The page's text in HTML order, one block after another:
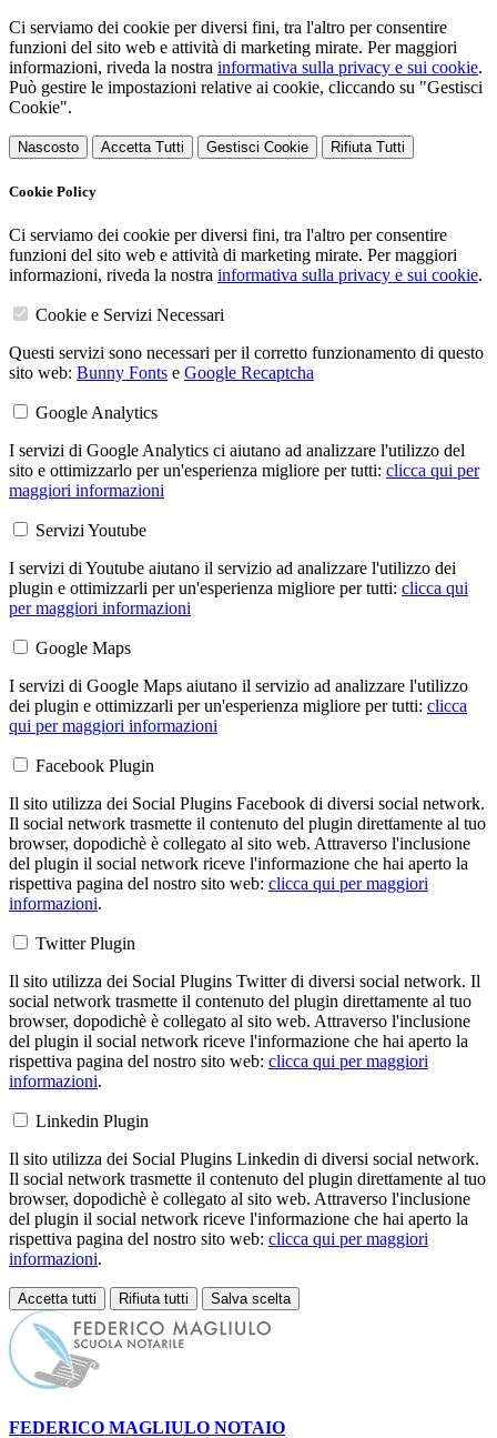
Ci serviamo dei cookie per diversi fini, tra l'altro per consentire
funzioni del sito web e attività di marketing mirate. Per maggiori
informazioni, riveda la nostra informativa sulla privacy e sui cookie.
Può gestire le impostazioni relative ai cookie, cliccando su "Gestisci
Cookie".
Nascosto Accetta Tutti Gestisci Cookie Rifiuta Tutti
Cookie Policy
Ci serviamo dei cookie per diversi fini, tra l'altro per consentire
funzioni del sito web e attività di marketing mirate. Per maggiori
informazioni, riveda la nostra informativa sulla privacy e sui cookie.
Cookie e Servizi Necessari
Questi servizi sono necessari per il corretto funzionamento di questo
sito web: Bunny Fonts e Google Recaptcha
Google Analytics
I servizi di Google Analytics ci aiutano ad analizzare l'utilizzo del
sito e ottimizzarlo per un'esperienza migliore per tutti: clicca qui per
maggiori informazioni
Servizi Youtube
I servizi di Youtube aiutano il servizio ad analizzare l'utilizzo dei
plugin e ottimizzarli per un'esperienza migliore per tutti: clicca qui
per maggiori informazioni
Google Maps
I servizi di Google Maps aiutano il servizio ad analizzare l'utilizzo
dei plugin e ottimizzarli per un'esperienza migliore per tutti: clicca
qui per maggiori informazioni
Facebook Plugin
Il sito utilizza dei Social Plugins Facebook di diversi social network.
Il social network trasmette il contenuto del plugin direttamente al tuo
browser, dopodichè è collegato al sito web. Attraverso l'inclusione
del plugin il social network riceve l'informazione che hai aperto la
rispettiva pagina del nostro sito web: clicca qui per maggiori
informazioni.
Twitter Plugin
Il sito utilizza dei Social Plugins Twitter di diversi social network. Il
social network trasmette il contenuto del plugin direttamente al tuo
browser, dopodichè è collegato al sito web. Attraverso l'inclusione
del plugin il social network riceve l'informazione che hai aperto la
rispettiva pagina del nostro sito web: clicca qui per maggiori
informazioni.
Linkedin Plugin
Il sito utilizza dei Social Plugins Linkedin di diversi social network.
Il social network trasmette il contenuto del plugin direttamente al tuo
browser, dopodichè è collegato al sito web. Attraverso l'inclusione
del plugin il social network riceve l'informazione che hai aperto la
rispettiva pagina del nostro sito web: clicca qui per maggiori
informazioni.
Accetta tutti Rifiuta tutti Salva scelta
Loading...
FEDERICO MAGLIULO NOTAIO